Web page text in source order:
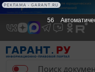
55
РЕКЛАМА • GARANT.RU